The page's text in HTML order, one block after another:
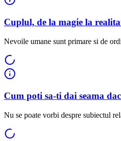
Cuplul, de la magie la
Nevoile umane sunt primare si de
Cum poti sa-ti dai seama
Nu se poate vorbi despre subiectul